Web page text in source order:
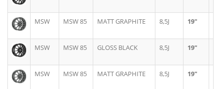
MSW MSW 85 MATT GRAPHITE 8,5J 19"
MSW MSW 85 GLOSS BLACK 8,5J 19"
MSW MSW 85 MATT GRAPHITE 8,5J 19"